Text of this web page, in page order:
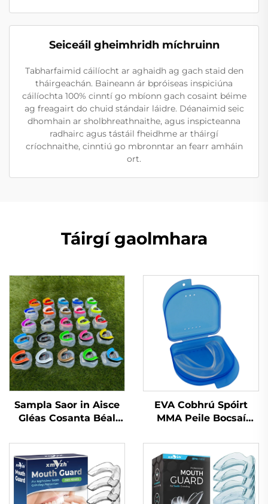
Seiceáil gheimhridh míchruinn
Tabharfaimid cáilíocht ar aghaidh ag gach staid den
tháirgeachán. Baineann ár bpróiseas inspiciúna
cáilíochta 100% cinntí go mbíonn gach cosaint béime
ag freagairt do chuid stándair láidre. Déanaimid seic
dhomhain ar sholbhreathnaithe, agus inspicteanna
radhairc agus tástáil fheidhme ar tháirgí
críochnaithe, cinntiú go mbronntar an fearr amháin
ort.
Táirgí gaolmhara
Sampla Saor in Aisce
Gléas Cosanta Béal
Inbhuanaithe do
Leanai Piec Béal
Cosanta Dothain EVA
Dá Dhathach do MMA
Anrochtáin
EVA Cobhrú Spóirt
MMA Peile Bocsaí
Silicónach